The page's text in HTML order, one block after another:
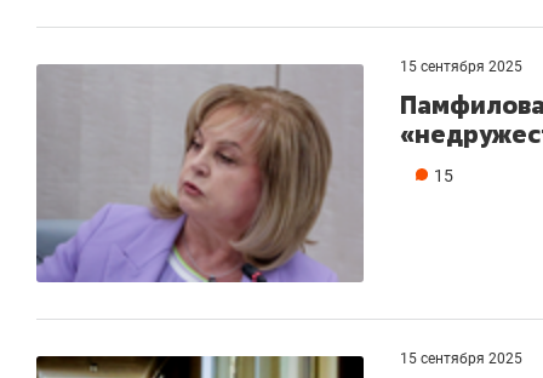
15 сентября 2025
15
15 сентября 2025